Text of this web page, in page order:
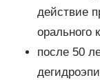
действие
орального
после 50